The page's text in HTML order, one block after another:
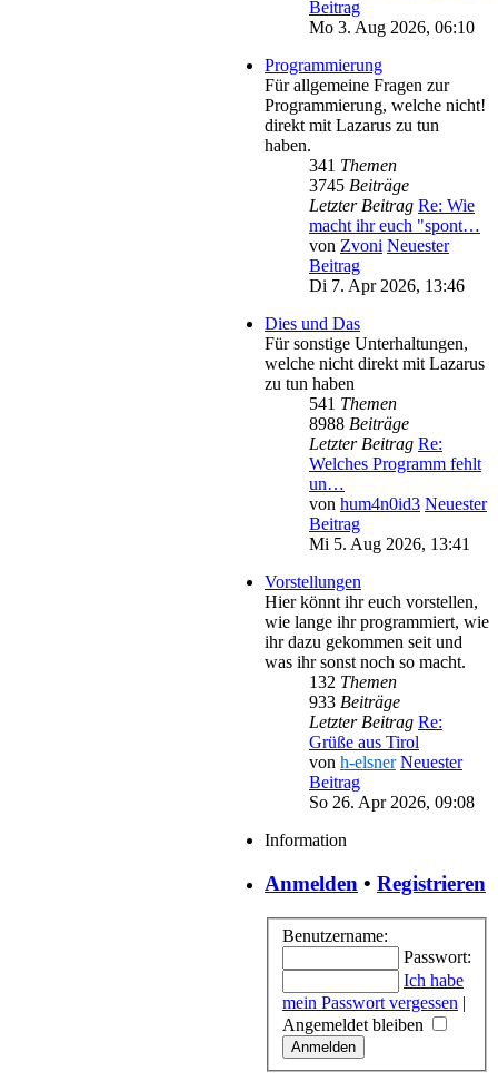
Beitrag
Mo 3. Aug 2026, 06:10
Programmierung
Für allgemeine Fragen zur
Programmierung, welche nicht!
direkt mit Lazarus zu tun
haben.
341 Themen
3745 Beiträge
Letzter Beitrag Re: Wie
macht ihr euch "spont…
von Zvoni Neuester
Beitrag
Di 7. Apr 2026, 13:46
Dies und Das
Für sonstige Unterhaltungen,
welche nicht direkt mit Lazarus
zu tun haben
541 Themen
8988 Beiträge
Letzter Beitrag Re:
Welches Programm fehlt
un…
von hum4n0id3 Neuester
Beitrag
Mi 5. Aug 2026, 13:41
Vorstellungen
Hier könnt ihr euch vorstellen,
wie lange ihr programmiert, wie
ihr dazu gekommen seit und
was ihr sonst noch so macht.
132 Themen
933 Beiträge
Letzter Beitrag Re:
Grüße aus Tirol
von h-elsner Neuester
Beitrag
So 26. Apr 2026, 09:08
Information
Anmelden • Registrieren
Benutzername:
Passwort:
Ich habe
mein Passwort vergessen |
Angemeldet bleiben